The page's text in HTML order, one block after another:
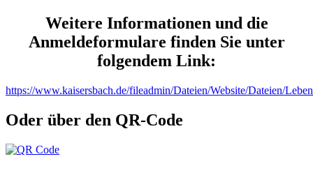
Weitere Informationen und die
Anmeldeformulare finden Sie unter
folgendem Link:
https://www.kaisersbach.de/fileadmin/Dateien/Website/Dateien/
Oder über den QR-Code